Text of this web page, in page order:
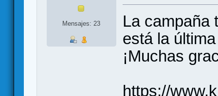
Mensajes: 23
La campaña
está la
¡Muchas
https://